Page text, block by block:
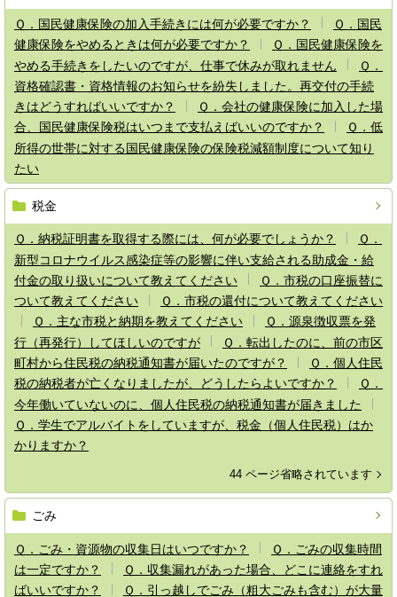
Ｑ．国民健康保険の加入手続きには何が必要ですか？
Ｑ．国民
健康保険をやめるときは何が必要ですか？
Ｑ．国民健康保険を
やめる手続きをしたいのですが、仕事で休みが取れません
Ｑ．
資格確認書・資格情報のお知らせを紛失しました。再交付の手続
きはどうすればいいですか？
Ｑ．会社の健康保険に加入した場
合、国民健康保険税はいつまで支払えばいいのですか？
Ｑ．低
所得の世帯に対する国民健康保険の保険税減額制度について知り
たい
税金
Ｑ．納税証明書を取得する際には、何が必要でしょうか？
Ｑ．
新型コロナウイルス感染症等の影響に伴い支給される助成金・給
付金の取り扱いについて教えてください
Ｑ．市税の口座振替に
ついて教えてください
Ｑ．市税の還付について教えてください
Ｑ．主な市税と納期を教えてください
Ｑ．源泉徴収票を発
行（再発行）してほしいのですが
Ｑ．転出したのに、前の市区
町村から住民税の納税通知書が届いたのですが？
Ｑ．個人住民
税の納税者が亡くなりましたが、どうしたらよいですか？
Ｑ．
今年働いていないのに、個人住民税の納税通知書が届きました
Ｑ．学生でアルバイトをしていますが、税金（個人住民税）はか
かりますか？
44 ページ省略されています
ごみ
Ｑ．ごみ・資源物の収集日はいつですか？
Ｑ．ごみの収集時間
は一定ですか？
Ｑ．収集漏れがあった場合、どこに連絡をすれ
ばいいですか？
Ｑ．引っ越しでごみ（粗大ごみも含む）が大量